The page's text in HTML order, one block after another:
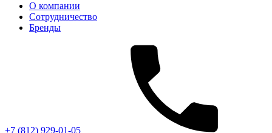
О компании
Сотрудничество
Бренды
+7 (812) 929-01-05